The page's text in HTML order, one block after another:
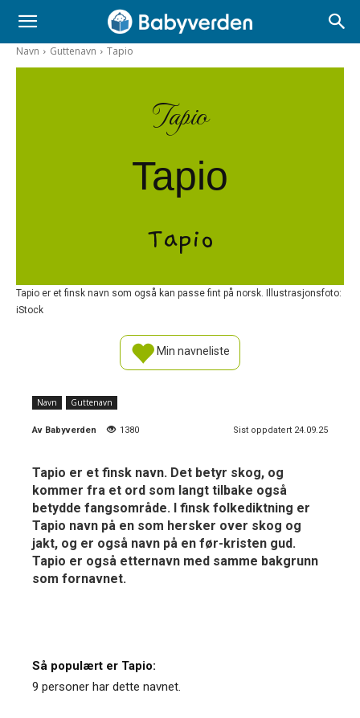
Navn Guttenavn Tapio
Tapio
Tapio
Tapio
Tapio er et finsk navn som også kan passe fint på norsk. Illustrasjonsfoto:
iStock
Min navneliste
Navn Guttenavn
Av Babyverden 1380 Sist oppdatert 24.09.25
Tapio er et finsk navn. Det betyr skog, og
kommer fra et ord som langt tilbake også
betydde fangsområde. I finsk folkediktning er
Tapio navn på en som hersker over skog og
jakt, og er også navn på en før-kristen gud.
Tapio er også etternavn med samme bakgrunn
som fornavnet.
Så populært er Tapio:
9 personer har dette navnet.